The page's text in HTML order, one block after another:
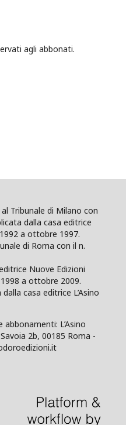
agli abbonati.
Tribunale di Milano con
dalla casa editrice
a ottobre 1997.
di Roma con il n.
Nuove Edizioni
a ottobre 2009.
casa editrice L’Asino
L’Asino
2b, 00185 Roma -